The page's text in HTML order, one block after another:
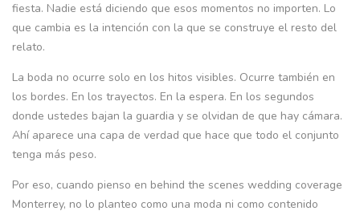
fiesta. Nadie está diciendo que esos momentos no importen. Lo
que cambia es la intención con la que se construye el resto del
relato.
La boda no ocurre solo en los hitos visibles. Ocurre también en
los bordes. En los trayectos. En la espera. En los segundos
donde ustedes bajan la guardia y se olvidan de que hay cámara.
Ahí aparece una capa de verdad que hace que todo el conjunto
tenga más peso.
Por eso, cuando pienso en behind the scenes wedding coverage
Monterrey, no lo planteo como una moda ni como contenido